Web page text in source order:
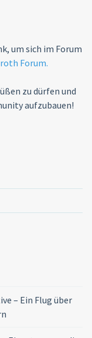
um sich im Forum
Forum.
zu dürfen und
aufzubauen!
– Ein Flug über